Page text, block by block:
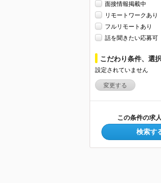
面接情報掲載中
リモートワークあり
フルリモートあり
話を聞きたい応募可
こだわり条件、選
設定されていません
変更する
この条件の求人
検索す